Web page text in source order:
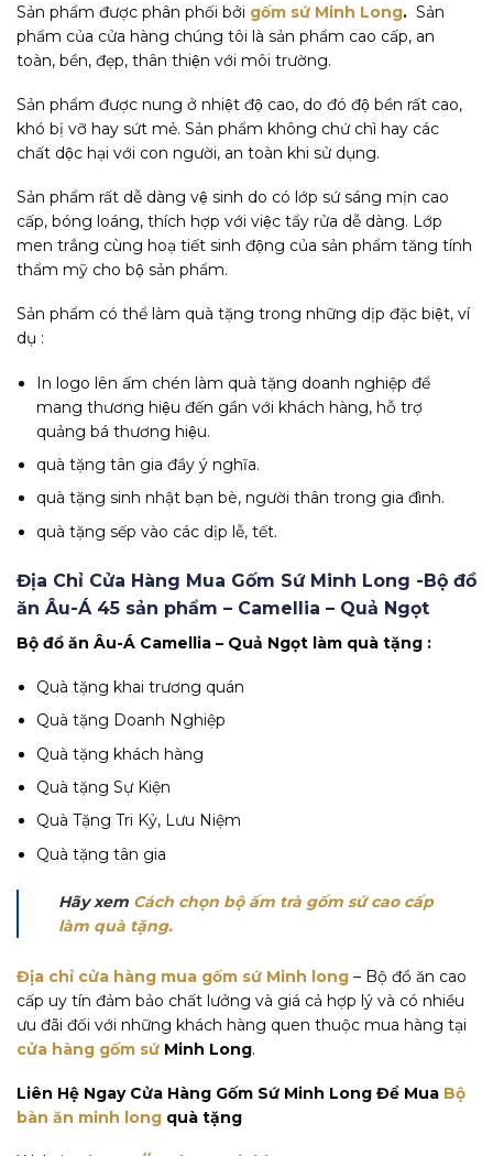
Sản phẩm được phân phối bởi gốm sứ Minh Long. Sản
phẩm của cửa hàng chúng tôi là sản phẩm cao cấp, an
toàn, bền, đẹp, thân thiện với môi trường.
Sản phẩm được nung ở nhiệt độ cao, do đó độ bền rất cao,
khó bị vỡ hay sứt mẻ. Sản phẩm không chứ chì hay các
chất dộc hại với con người, an toàn khi sử dụng.
Sản phẩm rất dễ dàng vệ sinh do có lớp sứ sáng mịn cao
cấp, bóng loáng, thích hợp với việc tẩy rửa dễ dàng. Lớp
men trắng cùng hoạ tiết sinh động của sản phẩm tăng tính
thẩm mỹ cho bộ sản phẩm.
Sản phẩm có thể làm quà tặng trong những dịp đặc biệt, ví
dụ :
In logo lên ấm chén làm quà tặng doanh nghiệp để
mang thương hiệu đến gần với khách hàng, hỗ trợ
quảng bá thương hiệu.
quà tặng tân gia đầy ý nghĩa.
quà tặng sinh nhật bạn bè, người thân trong gia đình.
quà tặng sếp vào các dịp lễ, tết.
Địa Chỉ Cửa Hàng Mua Gốm Sứ Minh Long -Bộ đồ
ăn Âu-Á 45 sản phẩm – Camellia – Quả Ngọt
Bộ đồ ăn Âu-Á Camellia – Quả Ngọt làm quà tặng :
Quà tặng khai trương quán
Quà tặng Doanh Nghiệp
Quà tặng khách hàng
Quà tặng Sự Kiện
Quà Tặng Tri Kỷ, Lưu Niệm
Quà tặng tân gia
Hãy xem Cách chọn bộ ấm trà gốm sứ cao cấp
làm quà tặng.
Địa chỉ cửa hàng mua gốm sứ Minh long – Bộ đồ ăn cao
cấp uy tín đảm bảo chất lưởng và giá cả hợp lý và có nhiều
ưu đãi đối với những khách hàng quen thuộc mua hàng tại
cửa hàng gốm sứ Minh Long.
Liên Hệ Ngay Cửa Hàng Gốm Sứ Minh Long Để Mua Bộ
bàn ăn minh long quà tặng